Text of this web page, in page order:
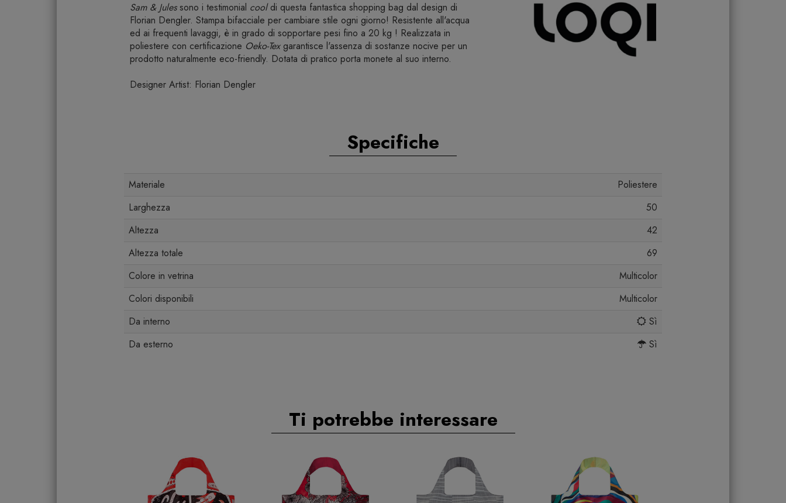
Sam & Julessono i testimonial cooldi questa fantastica shopping bag dal design di
Florian Dengler. Stampa bifacciale per cambiare stile ogni giorno! Resistente all'acqua
ed ai frequenti lavaggi, è in grado di sopportare pesi fino a 20 kg ! Realizzata in
poliestere con certificazione Oeko-Texgarantisce l'assenza di sostanze nocive per un
prodotto naturalmente eco-friendly. Dotata di pratico porta monete al suo interno.
Designer Artist: Florian Dengler
Specifiche
Materiale
Poliestere
Larghezza
50
Altezza
42
Altezza totale
69
Colore in vetrina
Multicolor
Colori disponibili
Multicolor
Da interno
Sì
Da esterno
Sì
Ti potrebbe interessare